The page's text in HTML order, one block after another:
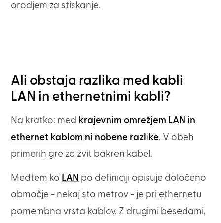
orodjem za stiskanje.
Ali obstaja razlika med kabli
LAN in ethernetnimi kabli?
Na kratko: med krajevnim omrežjem LAN in
ethernet kablom ni nobene razlike. V obeh
primerih gre za zvit bakren kabel.
Medtem ko LAN po definiciji opisuje določeno
območje - nekaj sto metrov - je pri ethernetu
pomembna vrsta kablov. Z drugimi besedami,